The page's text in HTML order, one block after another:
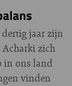
jaar zijn
zich
in ons land
vinden